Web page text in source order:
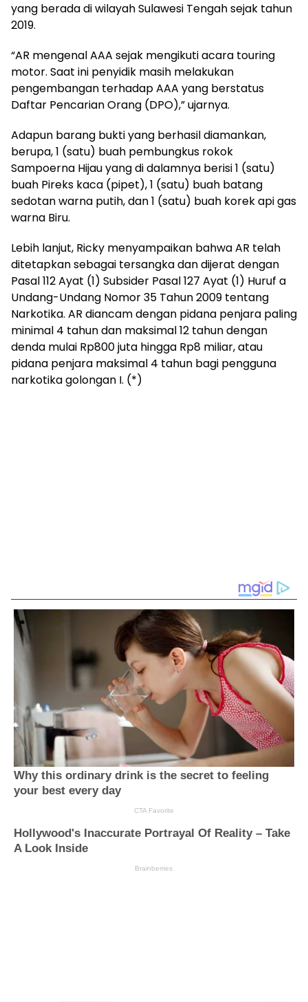
yang berada di wilayah Sulawesi Tengah sejak tahun
2019.
“AR mengenal AAA sejak mengikuti acara touring
motor. Saat ini penyidik masih melakukan
pengembangan terhadap AAA yang berstatus
Daftar Pencarian Orang (DPO),” ujarnya.
Adapun barang bukti yang berhasil diamankan,
berupa, 1 (satu) buah pembungkus rokok
Sampoerna Hijau yang di dalamnya berisi 1 (satu)
buah Pireks kaca (pipet), 1 (satu) buah batang
sedotan warna putih, dan 1 (satu) buah korek api gas
warna Biru.
Lebih lanjut, Ricky menyampaikan bahwa AR telah
ditetapkan sebagai tersangka dan dijerat dengan
Pasal 112 Ayat (1) Subsider Pasal 127 Ayat (1) Huruf a
Undang-Undang Nomor 35 Tahun 2009 tentang
Narkotika. AR diancam dengan pidana penjara paling
minimal 4 tahun dan maksimal 12 tahun dengan
denda mulai Rp800 juta hingga Rp8 miliar, atau
pidana penjara maksimal 4 tahun bagi pengguna
narkotika golongan I. (*)